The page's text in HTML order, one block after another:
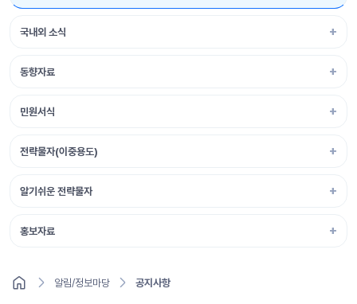
국내외 소식
동향자료
민원서식
전략물자(이중용도)
알기쉬운 전략물자
홍보자료
알림/정보마당 공지사항